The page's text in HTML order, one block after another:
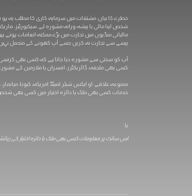
شخص اپنا مالی یا پیشہ ورانہ مشورہ لے۔ سیکیورٹیز،
مالیاتی منڈیوں میں تجارت میں بڑے ممکنہ انعامات ہوتے
پیسے سے تجارت نہ کریں جسے آپ کھونے کے متحمل نہیں
کسی بھی ملحقہ، ڈائریکٹرز، افسران یا ملازمین کے
ممنوعہ علاقے: او ایکس شیئر لمیٹڈ امریکہ، کیوبا،
خدمات کسی بھی ملک یا دائرہ اختیار میں کسی بھی شخص
یا
اس سائٹ پر معلومات کسی بھی ملک یا دائرہ اختیار کے